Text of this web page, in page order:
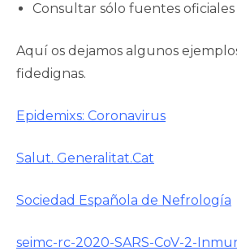
Consultar sólo fuentes
Aquí os dejamos algunos
fidedignas.
Epidemixs: Coronavirus
Salut. Generalitat.Cat
Sociedad Española de Nefrología
seimc-rc-2020-SARS-CoV-2-